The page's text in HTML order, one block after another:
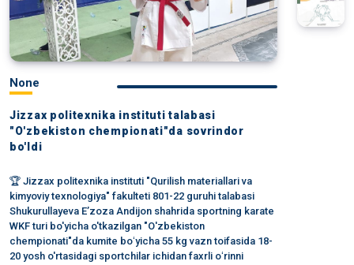
None
Jizzax politexnika instituti talabasi
"O'zbekiston chempionati"da sovrindor
bo'ldi
🏆 Jizzax politexnika instituti "Qurilish materiallari va
kimyoviy texnologiya" fakulteti 801-22 guruhi talabasi
Shukurullayeva E’zoza Andijon shahrida sportning karate
WKF turi bo'yicha o'tkazilgan "O'zbekiston
chempionati"da kumite boʻyicha 55 kg vazn toifasida 18-
20 yosh o'rtasidagi sportchilar ichidan faxrli oʻrinni